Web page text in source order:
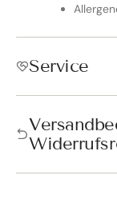
Service